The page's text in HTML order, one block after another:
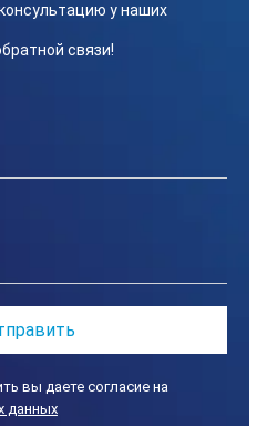
у наших
связи!
вы даете согласие на
данных